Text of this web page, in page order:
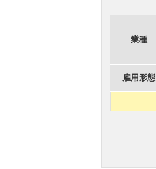
業種
雇用形態